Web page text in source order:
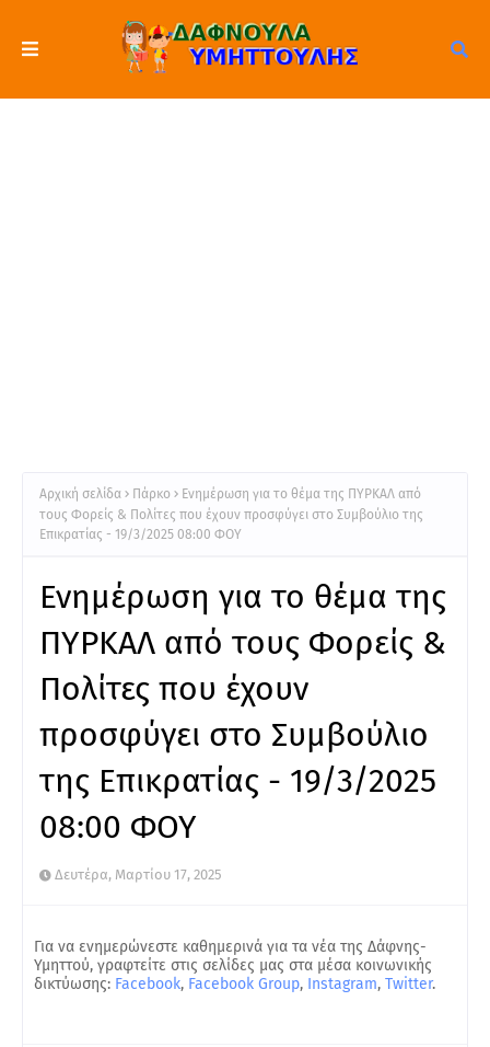
Αρχική σελίδα Πάρκο
Ενημέρωση για το θέμα της ΠΥΡΚΑΛ από
τους Φορείς & Πολίτες που έχουν προσφύγει στο Συμβούλιο της
Επικρατίας - 19/3/2025 08:00 ΦΟΥ
Ενημέρωση για το θέμα της
ΠΥΡΚΑΛ από τους Φορείς &
Πολίτες που έχουν
προσφύγει στο Συμβούλιο
της Επικρατίας - 19/3/2025
08:00 ΦΟΥ
Δευτέρα, Μαρτίου 17, 2025
Για να ενημερώνεστε καθημερινά για τα νέα της Δάφνης-
Υμηττού, γραφτείτε στις σελίδες μας στα μέσα κοινωνικής
δικτύωσης: Facebook, Facebook Group, Instagram, Twitter.